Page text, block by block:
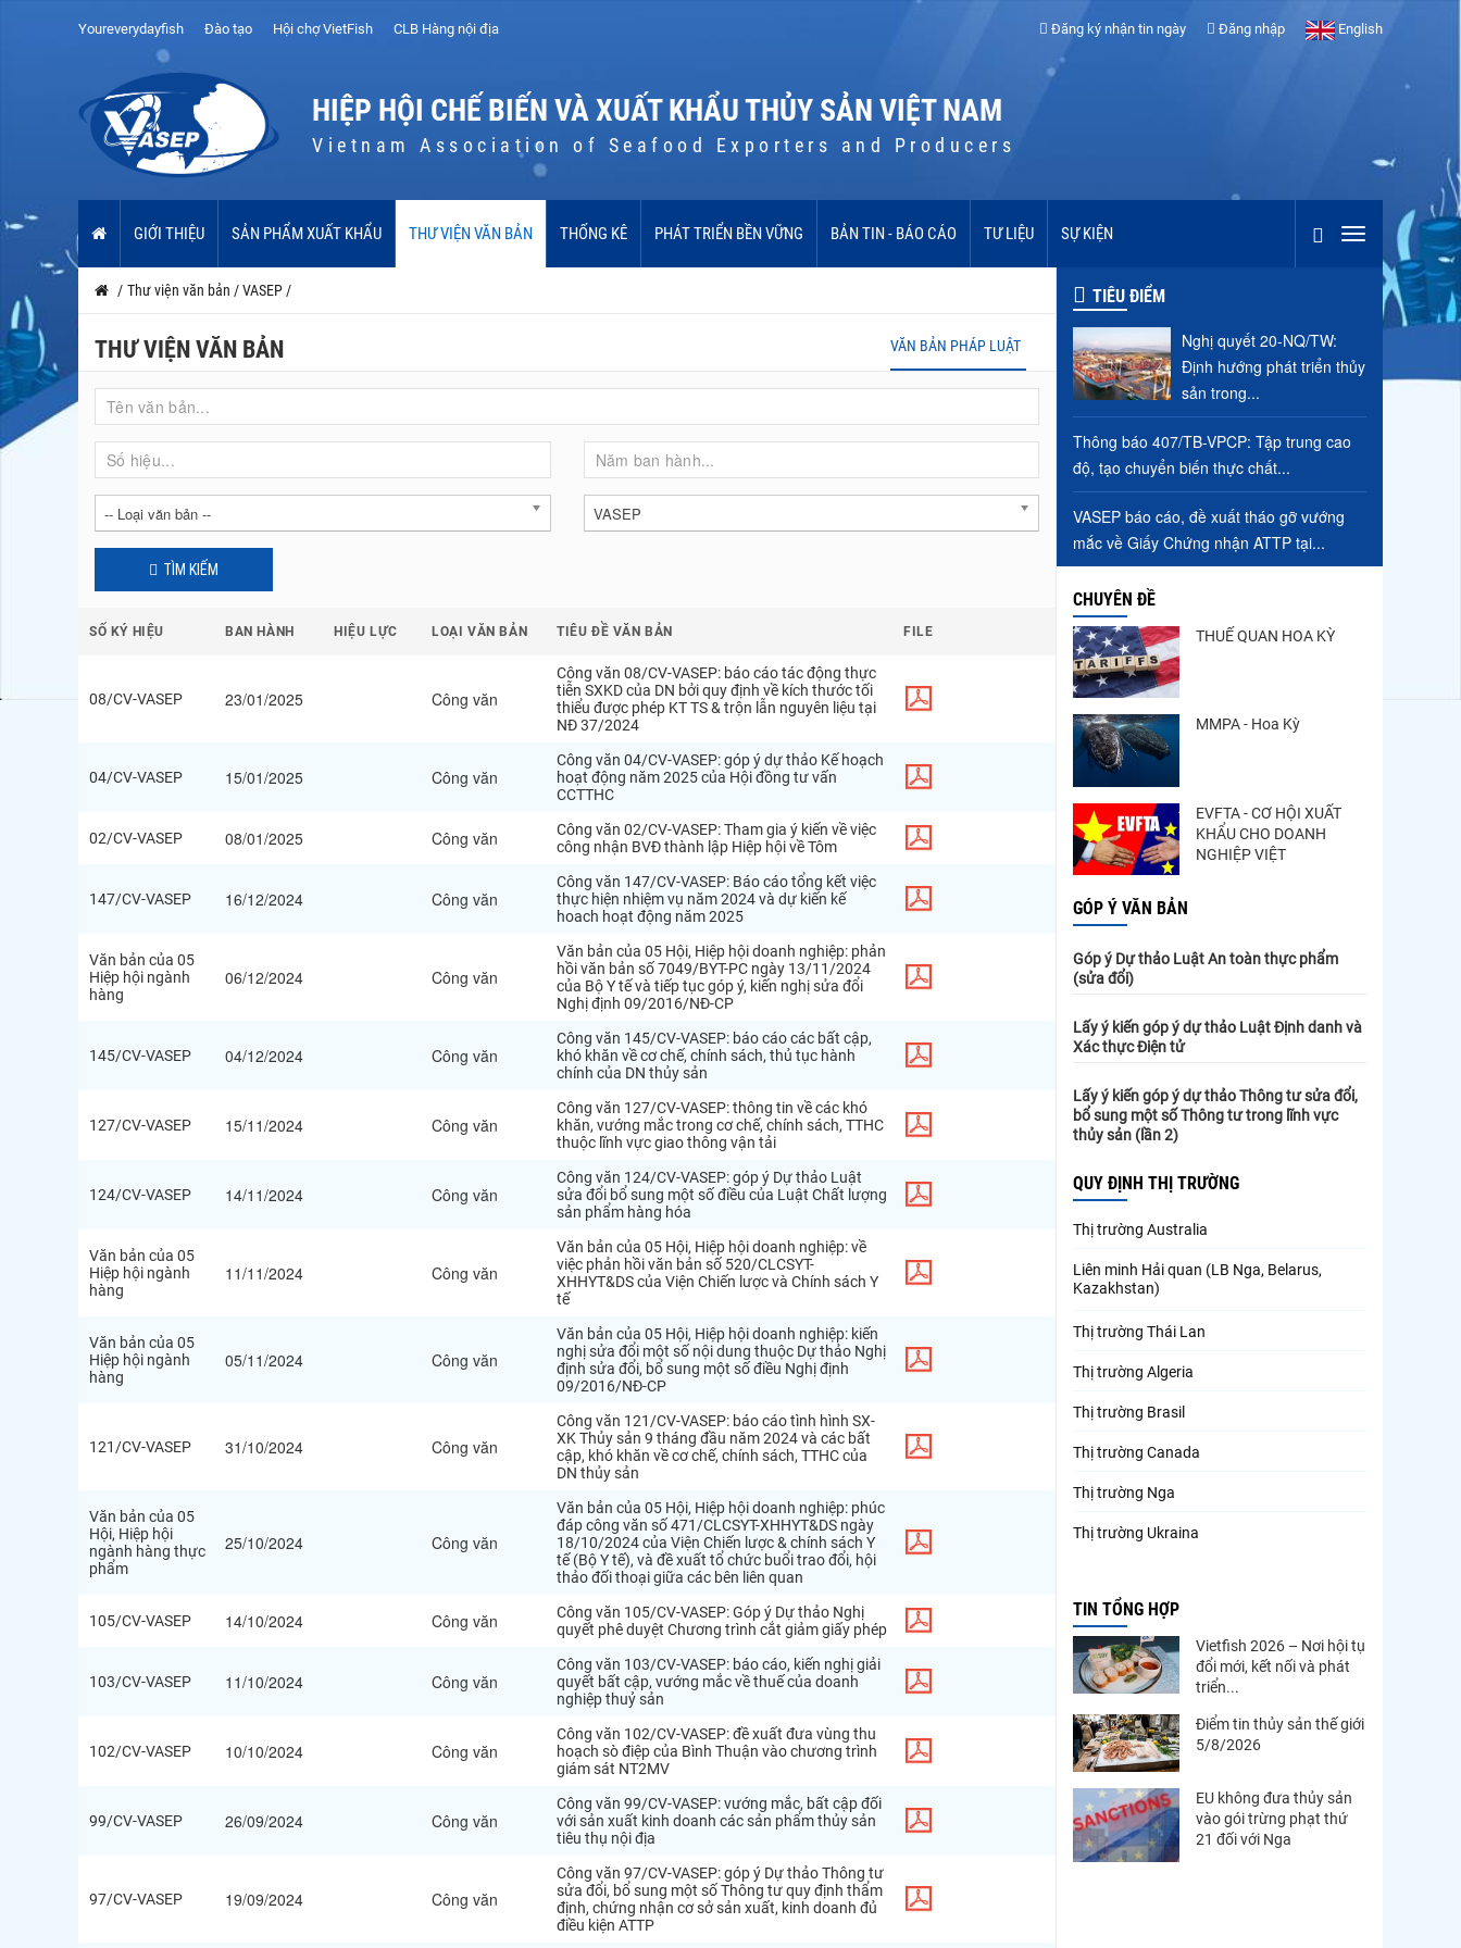
Youreverydayfish Đào tạo Hội chợ VietFish CLB Hàng nội địa Đăng ký nhận tin ngày Đăng nhập English
HIỆP HỘI CHẾ BIẾN VÀ XUẤT KHẨU THỦY SẢN VIỆT NAM
Vietnam Association of Seafood Exporters and Producers
GIỚI THIỆU SẢN PHẨM XUẤT KHẨU THƯ VIỆN VĂN BẢN THỐNG KÊ PHÁT TRIỂN BỀN VỮNG BẢN TIN - BÁO CÁO TƯ LIỆU SỰ KIỆN
/ Thư viện văn bản /VASEP /
THƯ VIỆN VĂN BẢN VĂN BẢN PHÁP LUẬT
-- Loại văn bản -- VASEP
TÌM KIẾM
SỐ KÝ HIỆU BAN HÀNH HIỆU LỰC LOẠI VĂN BẢN TIÊU ĐỀ VĂN BẢN FILE
08/CV-VASEP 23/01/2025 Công văn
Công văn 08/CV-VASEP: báocáotácđộng thực
tiễn SXKDcủa DN bởiquyđịnh về kích thướctối
thiểu được phép KTTS& trộn lẫn nguyên liệu tại
NĐ37/2024
04/CV-VASEP 15/01/2025 Công văn
Công văn 04/CV-VASEP:gópýdựthảo Kế hoạch
hoạt động năm2025của Hộiđồng tưvấn
CCTTHC
02/CV-VASEP 08/01/2025 Công văn Công văn 02/CV-VASEP:Thamgia ý kiến vềviệc
công nhận BVĐthành lập Hiệp hộivềTôm
147/CV-VASEP 16/12/2024 Công văn
Công văn 147/CV-VASEP: Báocáotổng kết việc
thực hiện nhiệmvụ năm2024và dự kiến kế
hoach hoạt động năm2025
Văn bản của 05
Hiệp hội ngành
hàng
06/12/2024 Công văn
Văn bản của 05 Hội, Hiệp hộidoanh nghiệp: phản
hồivăn bản số7049/BYT-PC ngày 13/11 /2024
của BộYtếvà tiếptụcgópý, kiến nghịsửa đổi
Nghịđịnh 09/2016/NĐ-CP
145/CV-VASEP 04/12/2024 Công văn
Công văn 145/CV-VASEP: báocáocác bất cập,
khó khăn vềcơchế, chính sách, thủ tục hành
chính của DN thủysản
127/CV-VASEP 15/11/2024 Công văn
Công văn 127/CV-VASEP:thông tin vềcác khó
khăn, vướng mắctrong cơchế, chính sách, TTHC
thuộc lĩnh vựcgiaothông vận tải
124/CV-VASEP 14/11/2024 Công văn
Công văn 124/CV-VASEP:gópý Dựthảo Luật
sửa đổi bổsung một sốđiều của Luật Chất lượng
sản phẩm hàng hóa
Văn bản của 05
Hiệp hội ngành
hàng
11/11/2024 Công văn
Văn bản của 05 Hội, Hiệp hộidoanh nghiệp:về
việc phản hồivăn bản số 520/CLCSYT-
XHHYT&DScủa Viện Chiến lượcvà Chính sách Y
tế
Văn bản của 05
Hiệp hội ngành
hàng
05/11/2024 Công văn
Văn bản của 05 Hội, Hiệp hộidoanh nghiệp: kiến
nghịsửa đổi một số nộidung thuộc Dựthảo Nghị
định sửa đổi, bổsung một sốđiều Nghịđịnh
09/2016/NĐ-CP
121/CV-VASEP 31/10/2024 Công văn
Công văn 121 /CV-VASEP: báocáotình hình SX-
XKThủysản 9 tháng đầu năm2024và các bất
cập, khó khăn vềcơchế, chính sách, TTHCcủa
DN thủysản
Văn bản của 05
Hội, Hiệp hội
ngành hàng thực
phẩm
25/10/2024 Công văn
Văn bản của 05 Hội, Hiệp hộidoanh nghiệp: phúc
đápcông văn số471 /CLCSYT-XHHYT&DS ngày
18/10/2024của Viện Chiến lược& chính sách Y
tế(BộYtế), và đềxuất tổchức buổitraođổi, hội
thảođốithoạigiữa các bên liên quan
105/CV-VASEP 14/10/2024 Công văn Công văn 105/CV-VASEP:Gópý Dựthảo Nghị
quyết phêduyệt Chương trình cắt giảmgiấy phép
103/CV-VASEP 11/10/2024 Công văn
Công văn 103/CV-VASEP: báocáo, kiến nghịgiải
quyết bất cập, vướng mắcvềthuếcủa doanh
nghiệpthuỷsản
102/CV-VASEP 10/10/2024 Công văn
Công văn 102/CV-VASEP:đềxuất đưa vùng thu
hoạch sòđiệpcủa Bình Thuận vàochương trình
giámsát NT2MV
99/CV-VASEP 26/09/2024 Công văn
Công văn 99/CV-VASEP:vướng mắc, bất cậpđối
vớisản xuất kinh doanh cácsản phẩmthủysản
tiêu thụ nộiđịa
97/CV-VASEP 19/09/2024 Công văn
Công văn 97/CV-VASEP:gópý DựthảoThông tư
sửa đổi, bổsung một sốThông tưquyđịnh thẩm
định, chứng nhận cơsởsản xuất, kinh doanh đủ
điều kiện ATTP
TIÊU ĐIỂM
Nghị quyết 20-NQ/TW:
Định hướng phát triển thủy
sản trong...
Thông báo 407/TB-VPCP: Tập trung cao
độ, tạo chuyển biến thực chất...
VASEP báo cáo, đề xuất tháo gỡ vướng
mắc về Giấy Chứng nhận ATTP tại...
CHUYÊN ĐỀ
THUẾ QUAN HOA KỲ
MMPA - Hoa Kỳ
EVFTA - CƠ HỘI XUẤT
KHẨU CHO DOANH
NGHIỆP VIỆT
GÓP Ý VĂN BẢN
Góp ý Dự thảo Luật An toàn thực phẩm
(sửa đổi)
Lấy ý kiến góp ý dự thảo Luật Định danh và
Xác thực Điện tử
Lấy ý kiến góp ý dự thảo Thông tư sửa đổi,
bổ sung một số Thông tư trong lĩnh vực
thủy sản (lần 2)
QUY ĐỊNH THỊ TRƯỜNG
Thị trường Australia
Liên minh Hải quan (LB Nga, Belarus,
Kazakhstan)
Thị trường Thái Lan
Thị trường Algeria
Thị trường Brasil
Thị trường Canada
Thị trường Nga
Thị trường Ukraina
Thị trường Trung Quốc
Thị trường Papua New Guinea
Thị trường New Zealand
Thị trường Đài Loan
Thị trường Hàn Quốc
Thị trường Mỹ
Thị trường EU
TIN TỔNG HỢP
Vietfish 2026 – Nơi hội tụ
đổi mới, kết nối và phát
triển...
Điểm tin thủy sản thế giới
5/8/2026
EU không đưa thủy sản
vào gói trừng phạt thứ
21 đối với Nga